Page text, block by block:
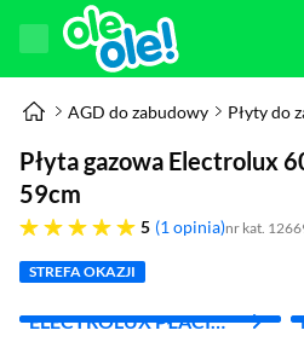
AGD do zabudowy Płyty do
Płyta gazowa Electrolux
59cm
5
pięć gwiazdek 1 opinia nr kat.
STREFA OKAZJI
ELECTROLUX PŁACI